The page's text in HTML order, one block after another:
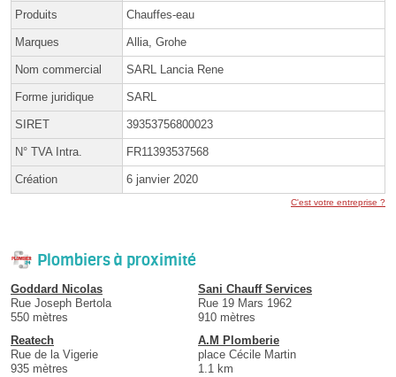
Produits Chauffes-eau
Marques Allia, Grohe
Nom commercial SARL Lancia Rene
Forme juridique SARL
SIRET 39353756800023
N° TVA Intra. FR11393537568
Création 6 janvier 2020
C'est votre entreprise ?
Plombiers à proximité
Goddard Nicolas
Rue Joseph Bertola
550 mètres
Sani Chauff Services
Rue 19 Mars 1962
910 mètres
Reatech
Rue de la Vigerie
935 mètres
A.M Plomberie
place Cécile Martin
1.1 km